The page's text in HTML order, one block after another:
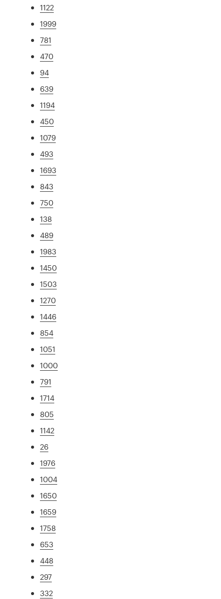
1122
1999
781
470
94
639
1194
450
1079
493
1693
843
750
138
489
1983
1450
1503
1270
1446
854
1051
1000
791
1714
805
1142
26
1976
1004
1650
1659
1758
653
448
297
332